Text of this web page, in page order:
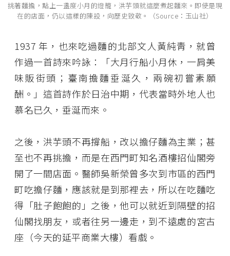
挑著麵擔，點上一盞度小月的燈籠，洪芋頭就這麼煮起麵來。即使是現
在的店面，仍以這樣的陳設，向歷史致敬。（Source：玉山社）
1937 年，也來吃過麵的北部文人黃純靑，就曾
作過一首詩來吟詠：「大月行船小月休，一肩美
味販街頭；臺南擔麵垂涎久，兩碗初嘗素願
酬。」這首詩作於日治中期，代表當時外地人也
慕名已久，垂涎而來。
之後，洪芋頭不再撐船，改以擔仔麵為主業；甚
至也不再挑擔，而是在西門町知名酒樓招仙閣旁
開了一間店面。醫師吳新榮曾多次到市區的西門
町吃擔仔麵，應該就是到那裡去，所以在吃麵吃
得「肚子飽飽的」之後，他可以就近到隔壁的招
仙閣找朋友，或者往另一邊走，到不遠處的宮古
座（今天的延平商業大樓）看戲。